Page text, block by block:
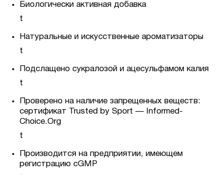
Биологически активная добавка
t
Натуральные и искусственные ароматизаторы
t
Подслащено сукралозой и ацесульфамом калия
t
Проверено на наличие запрещенных веществ:
сертификат Trusted by Sport — Informed-
Choice.Org
t
Производится на предприятии, имеющем
регистрацию cGMP